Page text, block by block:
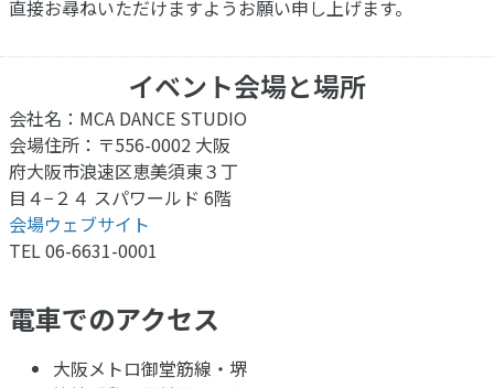
直接お尋ねいただけますようお願い申し上げます。
イベント会場と場所
会社名：MCA DANCE STUDIO
会場住所：〒556-0002 大阪
府大阪市浪速区恵美須東３丁
目４−２４ スパワールド 6階
会場ウェブサイト
TEL 06-6631-0001
電車でのアクセス
大阪メトロ御堂筋線・堺